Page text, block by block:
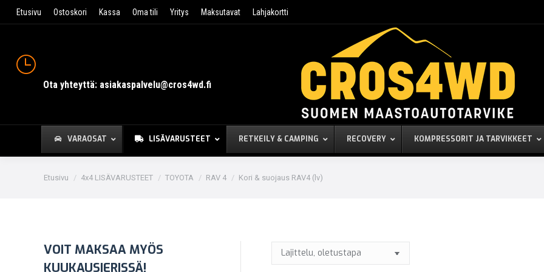
Etusivu Ostoskori Kassa Oma tili Yritys Maksutavat Lahjakortti
Ota yhteyttä: asiakaspalvelu@cros4wd.fi
VARAOSAT LISÄVARUSTEET RETKEILY & CAMPING RECOVERY KOMPRESSORIT JA TARVIKKEET
You are here:
Etusivu 4x4 LISÄVARUSTEET TOYOTA RAV 4 Kori & suojaus RAV4 (lv)
VOIT MAKSAA MYÖS
KUUKAUSIERISSÄ!